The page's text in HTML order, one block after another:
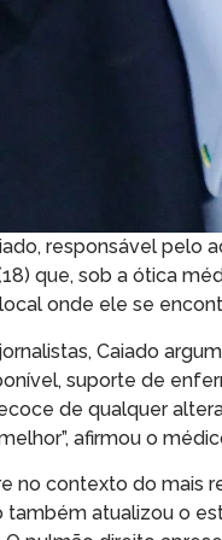
responsável pelo
que, sob a ótica
onde ele se
Caiado
suporte de
de qualquer
afirmou o
no contexto do mais
também atualizou o